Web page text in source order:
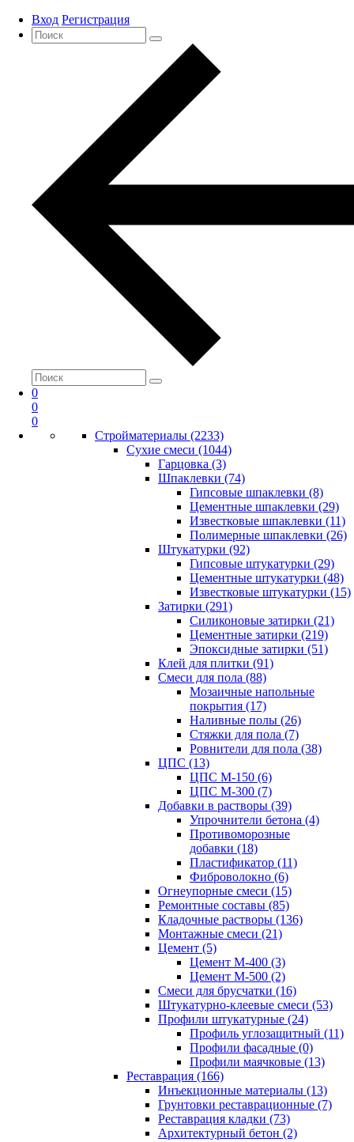
Вход Регистрация
0
0
0
Стройматериалы (2233)
Сухие смеси (1044)
Гарцовка (3)
Шпаклевки (74)
Гипсовые шпаклевки (8)
Цементные шпаклевки (29)
Известковые шпаклевки (11)
Полимерные шпаклевки (26)
Штукатурки (92)
Гипсовые штукатурки (29)
Цементные штукатурки (48)
Известковые штукатурки (15)
Затирки (291)
Силиконовые затирки (21)
Цементные затирки (219)
Эпоксидные затирки (51)
Клей для плитки (91)
Смеси для пола (88)
Мозаичные напольные
покрытия (17)
Наливные полы (26)
Стяжки для пола (7)
Ровнители для пола (38)
ЦПС (13)
ЦПС М-150 (6)
ЦПС М-300 (7)
Добавки в растворы (39)
Упрочнители бетона (4)
Противоморозные
добавки (18)
Пластификатор (11)
Фиброволокно (6)
Огнеупорные смеси (15)
Ремонтные составы (85)
Кладочные растворы (136)
Монтажные смеси (21)
Цемент (5)
Цемент М-400 (3)
Цемент М-500 (2)
Смеси для брусчатки (16)
Штукатурно-клеевые смеси (53)
Профили штукатурные (24)
Профиль углозащитный (11)
Профили фасадные (0)
Профили маячковые (13)
Реставрация (166)
Инъекционные материалы (13)
Грунтовки реставрационные (7)
Реставрация кладки (73)
Архитектурный бетон (2)